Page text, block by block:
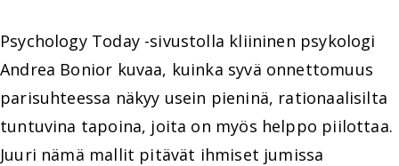
Psychology Today -sivustolla kliininen psykologi
Andrea Bonior kuvaa, kuinka syvä onnettomuus
parisuhteessa näkyy usein pieninä, rationaalisilta
tuntuvina tapoina, joita on myös helppo piilottaa.
Juuri nämä mallit pitävät ihmiset jumissa